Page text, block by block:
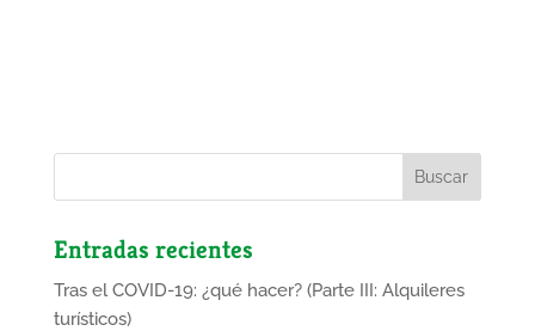
Entradas recientes
Tras el COVID-19: ¿qué hacer? (Parte III: Alquileres
turísticos)